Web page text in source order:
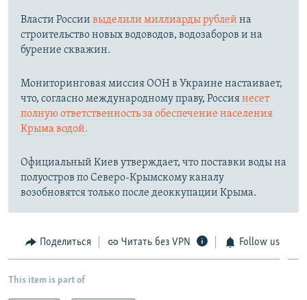
Власти России выделили миллиарды рублей на
строительство новых водоводов, водозаборов и на
бурение скважин.
Мониторинговая миссия ООН в Украине настаивает,
что, согласно международному праву, Россиянесет
полную ответственность за обеспечение населения
Крыма водой.
Официальный Киев утверждает, что поставки воды на
полуостров по Северо-Крымскому каналу
возобновятся только после деоккупации Крыма.
Поделиться Читать без VPN Follow us
This item is part of